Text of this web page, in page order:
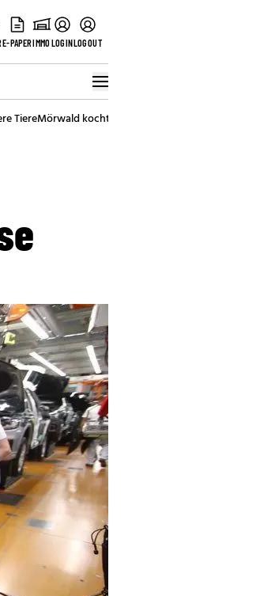
E-PAPERIMMOLOGINLOGOUT
TiereMörwald kocht